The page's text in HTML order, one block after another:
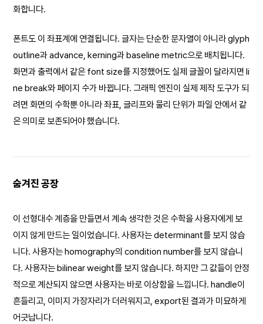
화합니다.
폰트도 이 좌표계에 연결됩니다. 글자는 단순한 문자열이 아니라 glyph
outline과 advance, kerning과 baseline metric으로 배치됩니다.
화면과 출력에서 같은 font size를 지정했어도 실제 글꼴이 달라지면 li
ne break와 페이지 수가 바뀝니다. 그래픽 엔진이 실제 제작 도구가 되
려면 화면의 수학뿐 아니라 좌표, 글리프와 물리 단위가 파일 안에서 같
은 의미로 보존되어야 했습니다.
숨겨진 공장
이 선형대수 계층을 만들면서 계속 생각한 것은 수학을 사용자에게 보
이지 않게 만드는 일이었습니다. 사용자는 determinant를 보지 않습
니다. 사용자는 homography의 condition number를 보지 않습니
다. 사용자는 bilinear weight를 보지 않습니다. 하지만 그 값들이 안정
적으로 계산되지 않으면 사용자는 바로 이상함을 느낍니다. handle이
흔들리고, 이미지 가장자리가 더러워지고, export된 결과가 미묘하게
어긋납니다.